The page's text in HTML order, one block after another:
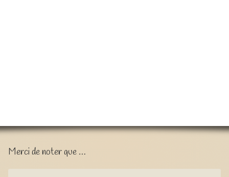
Merci de noter que …